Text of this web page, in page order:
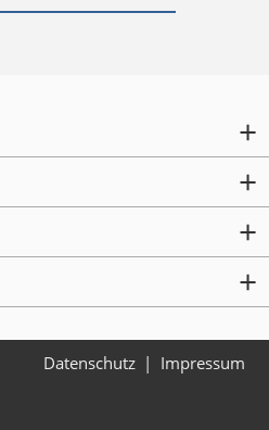
Datenschutz Impressum